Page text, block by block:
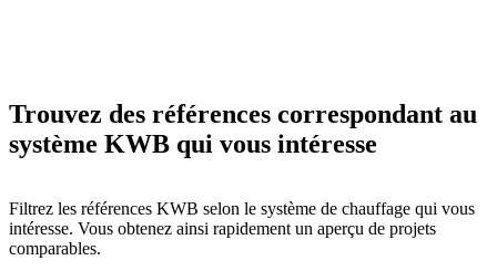
Trouvez des références correspondant au
système KWB qui vous intéresse
Filtrez les références KWB selon le système de chauffage qui vous
intéresse. Vous obtenez ainsi rapidement un aperçu de projets
comparables.